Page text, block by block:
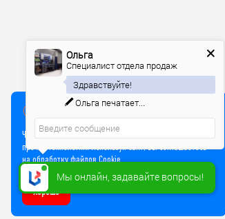
Мы используем куки
Чтобы улучшить работу сайта, мы используем Cookie и
прочие технологии. Используя сайт, вы соглашаетесь
на обработку файлов Cookie
Хорошо
Мы онлайн, задавайте вопросы!
Ольга
Специалист отдела продаж
Здравствуйте!
Ольга печатает...